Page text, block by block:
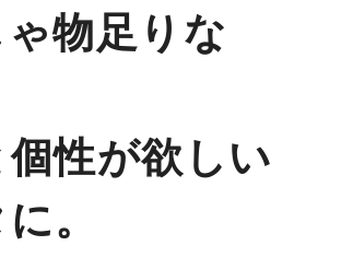
物足りな
個性が欲しい
。